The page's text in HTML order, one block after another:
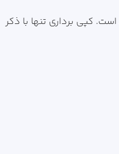
کپی برداری تنها با ذکر